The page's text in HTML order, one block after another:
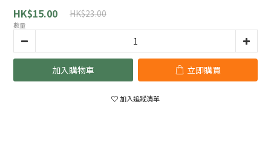
HK$15.00 HK$23.00
數量
加入購物車 立即購買
加入追蹤清單